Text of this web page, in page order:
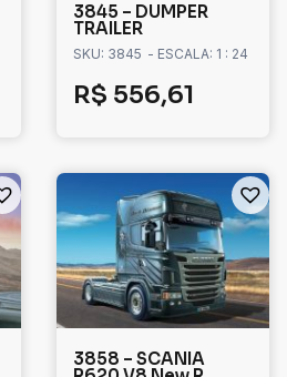
3845 – DUMPER
TRAILER
SKU: 3845 - ESCALA: 1 : 24
R$ 556,61
3858 – SCANIA